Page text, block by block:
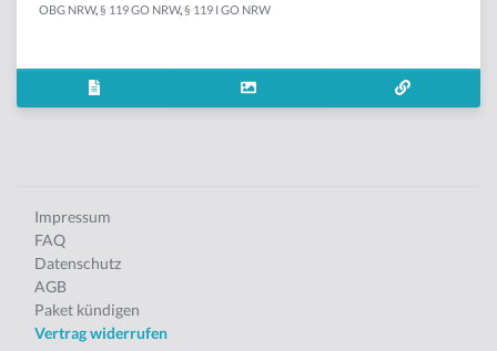
OBG NRW, § 119 GO NRW, § 119 I GO NRW
Impressum
FAQ
Datenschutz
AGB
Paket kündigen
Vertrag widerrufen